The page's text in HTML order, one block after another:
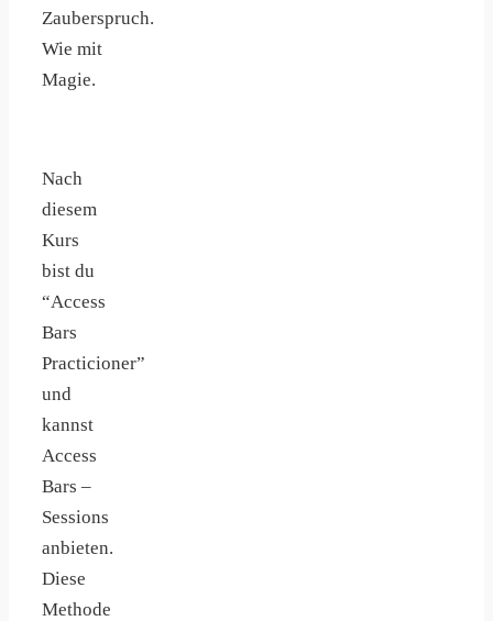
Zauberspruch.
Wie mit
Magie.
Nach
diesem
Kurs
bist du
“Access
Bars
Practicioner”
und
kannst
Access
Bars –
Sessions
anbieten.
Diese
Methode